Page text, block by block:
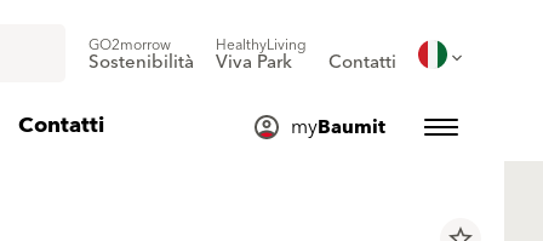
GO2morrow
Sostenibilità
HealthyLiving
Viva Park Contatti
Contatti myBaumit